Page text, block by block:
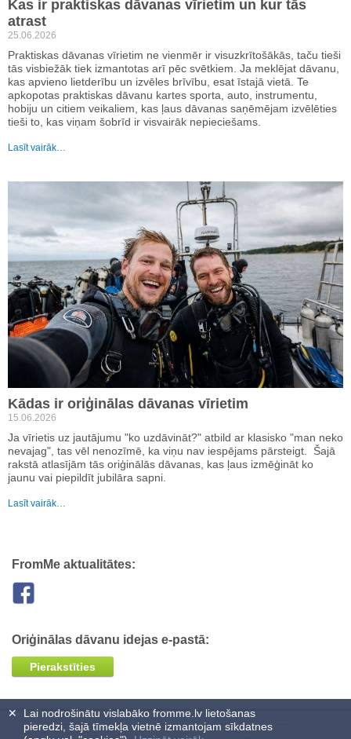
Kas ir praktiskas dāvanas vīrietim un kur tās
atrast
25.06.2026
Praktiskas dāvanas vīrietim ne vienmēr ir visuzkrītošākās, taču tieši
tās visbiežāk tiek izmantotas arī pēc svētkiem. Ja meklējat dāvanu,
kas apvieno lietderību un izvēles brīvību, esat īstajā vietā. Te
apkopotas praktiskas dāvanu kartes sporta, auto, instrumentu,
hobiju un citiem veikaliem, kas ļaus dāvanas saņēmējam izvēlēties
tieši to, kas viņam šobrīd ir visvairāk nepieciešams.
Lasīt vairāk…
Kādas ir oriģinālas dāvanas vīrietim
15.06.2026
Ja vīrietis uz jautājumu "ko uzdāvināt?" atbild ar klasisko "man neko
nevajag", tas vēl nenozīmē, ka viņu nav iespējams pārsteigt. Šajā
rakstā atlasījām tās oriģinālās dāvanas, kas ļaus izmēģināt ko
jaunu vai piepildīt jubilāra sapni.
Lasīt vairāk…
FromMe aktualitātes:
Oriģinālas dāvanu idejas e-pastā:
Pierakstīties
Lai nodrošinātu vislabāko fromme.lv lietošanas
pieredzi, šajā tīmekļa vietnē izmantojam sīkdatnes
✕